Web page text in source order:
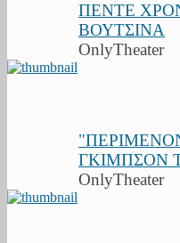
ΠΕΝΤΕ
ΒΟΥΤΣΙΝΑ
OnlyTheater
ΓΚΙΜΠΣΟΝ
OnlyTheater